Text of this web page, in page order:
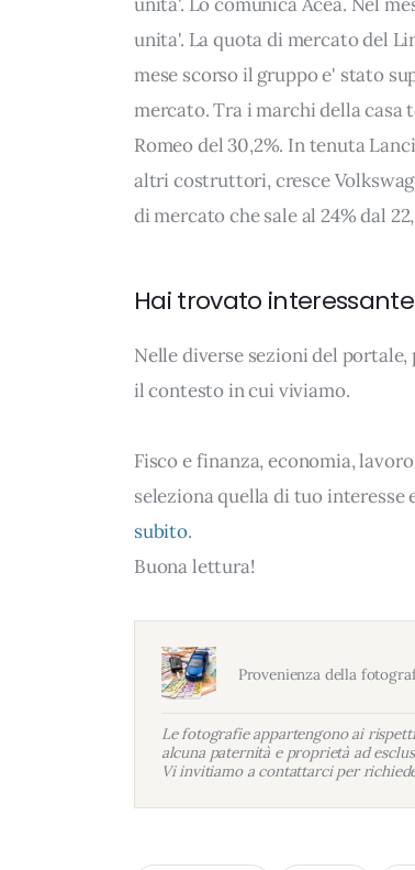
unita'. La quota di mercato del
mese scorso il gruppo e' stato
mercato. Tra i marchi della casa
Romeo del 30,2%. In tenuta
altri costruttori, cresce
di mercato che sale al 24% dal
Hai trovato
Nelle diverse sezioni del
il contesto in cui viviamo.
Fisco e finanza, economia,
seleziona quella di tuo
subito.
Buona lettura!
Provenienza della
Le fotografie appartengono ai
alcuna paternità e proprietà ad
Vi invitiamo a contattarci per